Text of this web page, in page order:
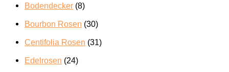
Bodendecker (8)
Bourbon Rosen (30)
Centifolia Rosen (31)
Edelrosen (24)